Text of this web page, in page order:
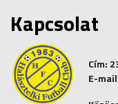
Kapcsolat
Cím:
E-